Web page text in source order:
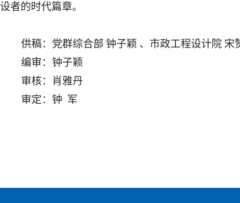
设者的时代篇章。
供稿：党群综合部 钟子颖 、市政工程设计院 宋
编审：钟子颖
审核：肖雅丹
审定：钟 军